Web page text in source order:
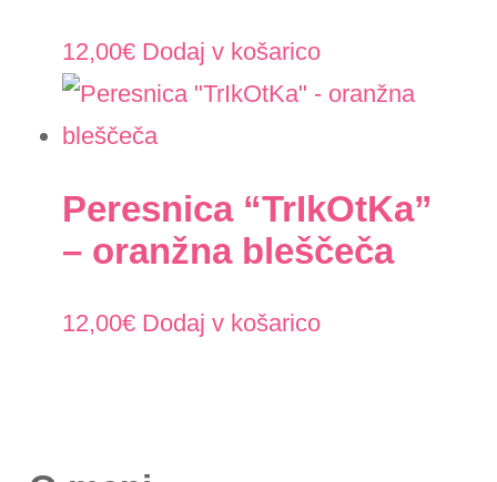
12,00€ Dodaj v košarico
Peresnica “TrIkOtKa”
– oranžna bleščeča
12,00€ Dodaj v košarico